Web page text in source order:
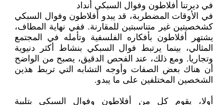
في ديرتنا أفلاطون وفوال السبكي أنداد
في الأوقات المضطربة، قد يبدو أفلاطون وفوال السبكي
كشخصيتين غير متناسبتين للمقارنة. ففي نهاية المطاف،
يشتهر أفلاطون بأفكاره الفلسفية وتأمله في المجتمع
المثالي، بينما يرتبط فوال السبكي بنشاط أكثر دنيوية
وتجاريا. ومع ذلك، عند الفحص الدقيق، يصبح من الواضح
أن هناك بعض الصفات وأوجه التشابه التي تربط هذين
الشخصين المختلفين على ما يبدو.
أولا، يقوم كل من أفلاطون وفوال السبكي بتلبية